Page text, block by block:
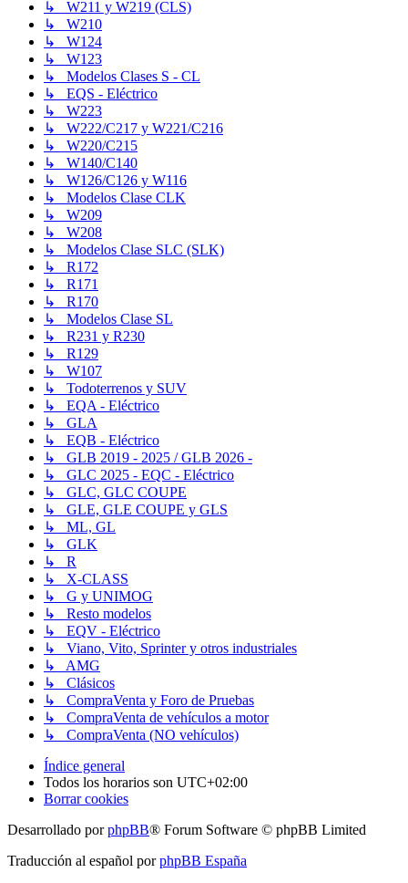
↳ W211 y W219 (CLS)
↳ W210
↳ W124
↳ W123
↳ Modelos Clases S - CL
↳ EQS - Eléctrico
↳ W223
↳ W222/C217 y W221/C216
↳ W220/C215
↳ W140/C140
↳ W126/C126 y W116
↳ Modelos Clase CLK
↳ W209
↳ W208
↳ Modelos Clase SLC (SLK)
↳ R172
↳ R171
↳ R170
↳ Modelos Clase SL
↳ R231 y R230
↳ R129
↳ W107
↳ Todoterrenos y SUV
↳ EQA - Eléctrico
↳ GLA
↳ EQB - Eléctrico
↳ GLB 2019 - 2025 / GLB 2026 -
↳ GLC 2025 - EQC - Eléctrico
↳ GLC, GLC COUPE
↳ GLE, GLE COUPE y GLS
↳ ML, GL
↳ GLK
↳ R
↳ X-CLASS
↳ G y UNIMOG
↳ Resto modelos
↳ EQV - Eléctrico
↳ Viano, Vito, Sprinter y otros industriales
↳ AMG
↳ Clásicos
↳ CompraVenta y Foro de Pruebas
↳ CompraVenta de vehículos a motor
↳ CompraVenta (NO vehículos)
Índice general
Todos los horarios son UTC+02:00
Borrar cookies
Desarrollado porphpBB® Forum Software © phpBB Limited
Traducción al español porphpBB España